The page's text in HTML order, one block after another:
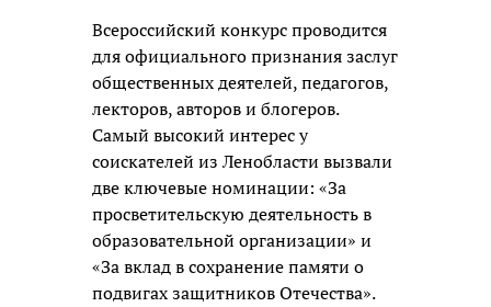
Всероссийский конкурс проводится
для официального признания заслуг
общественных деятелей, педагогов,
лекторов, авторов и блогеров.
Самый высокий интерес у
соискателей из Ленобласти вызвали
две ключевые номинации: «За
просветительскую деятельность в
образовательной организации» и
«За вклад в сохранение памяти о
подвигах защитников Отечества».